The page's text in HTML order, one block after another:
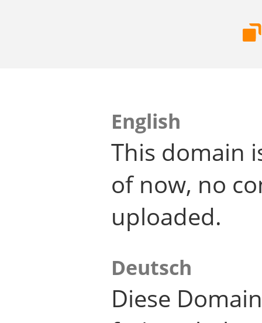
English
This domain
of now, no
uploaded.
Deutsch
Diese